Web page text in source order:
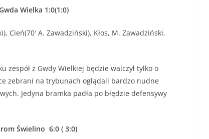
Wielka 1:0(1:0)
Cień(70′ A. Zawadziński), Kłos, M. Zawadziński,
z Gwdy Wielkiej będzie walczył tylko o
zebrani na trybunach oglądali bardzo nudne
Jedyna bramka padła po błędzie defensywy
Świelino 6:0 ( 3:0)